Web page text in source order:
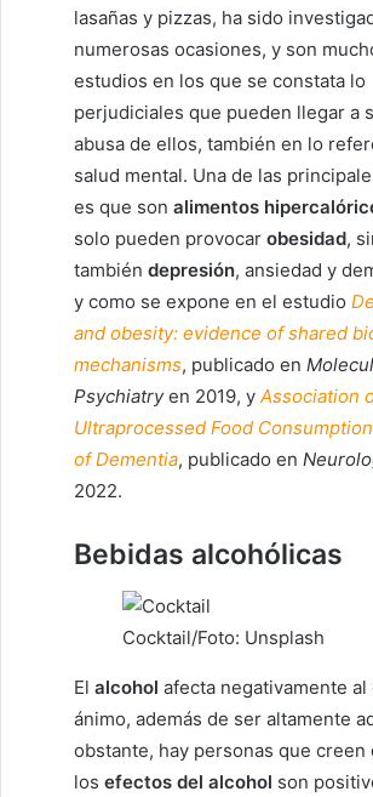
lasañas y pizzas, ha sido
numerosas ocasiones, y son
estudios en los que se constata lo
perjudiciales que pueden llegar a
abusa de ellos, también en lo
salud mental. Una de las
es que son alimentos
solo pueden provocar obesidad,
también depresión, ansiedad y
y como se expone en el estudio
and obesity: evidence of shared
mechanisms, publicado en
Psychiatryen 2019, y Association
Ultraprocessed Food
of Dementia, publicado en
2022.
Bebidas alcohólicas
Cocktail/Foto: Unsplash
El alcohol afecta negativamente al
ánimo, además de ser altamente
obstante, hay personas que creen
los efectos del alcohol son